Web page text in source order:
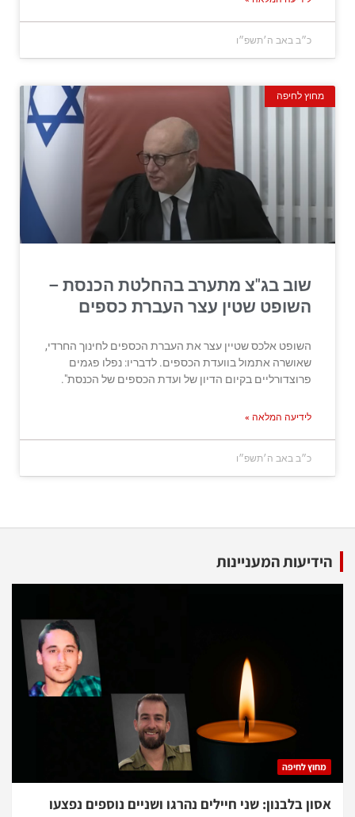
כ״ב באב ה׳תשפ״ו
מחוץ לחיפה
שוב בג"צ מתערב בהחלטת הכנסת –
השופט שטין עצר העברת כספים
השופט אלכס שטיין עצר את העברת הכספים לחינוך החרדי,
שאושרה אתמול בוועדת הכספים. לדבריו: נפלו פגמים
פרוצדורליים בקיום הדיון של ועדת הכספים של הכנסת".
לידיעה המלאה »
כ״ב באב ה׳תשפ״ו
הידיעות המעניינות
מחוץ לחיפה
אסון בלבנון: שני חיילים נהרגו ושניים נוספים נפצעו